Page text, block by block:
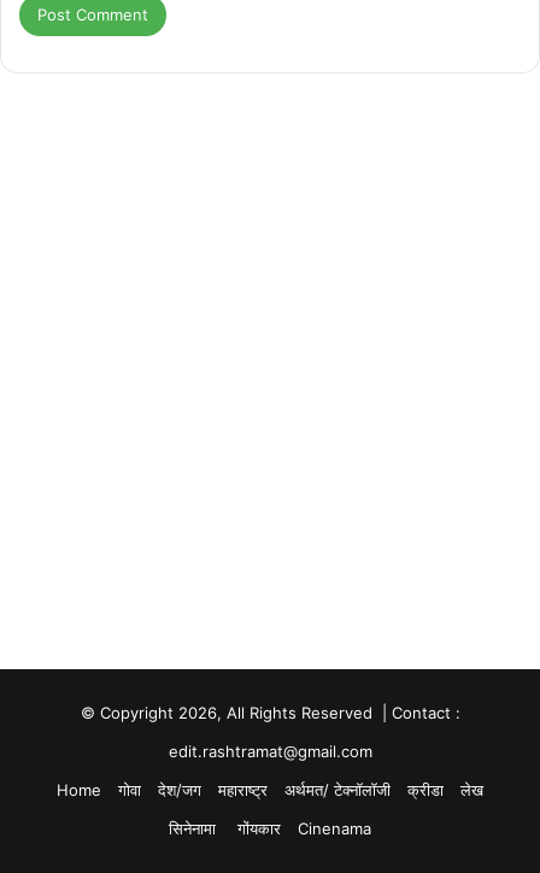
© Copyright 2026, All Rights Reserved | Contact :
edit.rashtramat@gmail.com
Home
गोवा देश/जग महाराष्ट्र अर्थमत/ टेक्नॉलॉजी क्रीडा
लेख
सिनेनामा
गोंयकार Cinenama